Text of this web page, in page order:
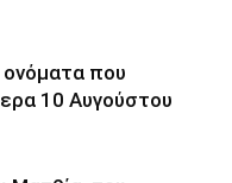
ονόματα που
10 Αυγούστου